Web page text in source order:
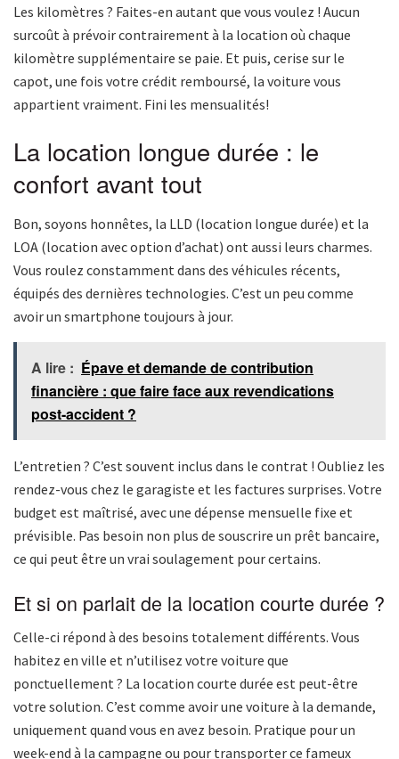
Les kilomètres ? Faites-en autant que vous voulez ! Aucun
surcoût à prévoir contrairement à la location où chaque
kilomètre supplémentaire se paie. Et puis, cerise sur le
capot, une fois votre crédit remboursé, la voiture vous
appartient vraiment. Fini les mensualités!
La location longue durée : le
confort avant tout
Bon, soyons honnêtes, la LLD (location longue durée) et la
LOA (location avec option d’achat) ont aussi leurs charmes.
Vous roulez constamment dans des véhicules récents,
équipés des dernières technologies. C’est un peu comme
avoir un smartphone toujours à jour.
A lire : Épave et demande de contribution
financière : que faire face aux revendications
post-accident ?
L’entretien ? C’est souvent inclus dans le contrat ! Oubliez les
rendez-vous chez le garagiste et les factures surprises. Votre
budget est maîtrisé, avec une dépense mensuelle fixe et
prévisible. Pas besoin non plus de souscrire un prêt bancaire,
ce qui peut être un vrai soulagement pour certains.
Et si on parlait de la location courte durée ?
Celle-ci répond à des besoins totalement différents. Vous
habitez en ville et n’utilisez votre voiture que
ponctuellement ? La location courte durée est peut-être
votre solution. C’est comme avoir une voiture à la demande,
uniquement quand vous en avez besoin. Pratique pour un
week-end à la campagne ou pour transporter ce fameux